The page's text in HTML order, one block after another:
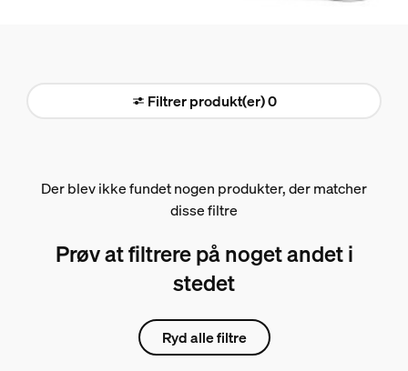
Filtrer produkt(er) 0
Der blev ikke fundet nogen produkter, der matcher
disse filtre
Prøv at filtrere på noget andet i
stedet
Ryd alle filtre